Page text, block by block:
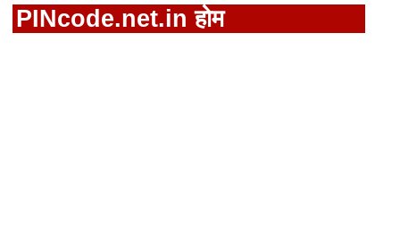
PINcode.net.in होम